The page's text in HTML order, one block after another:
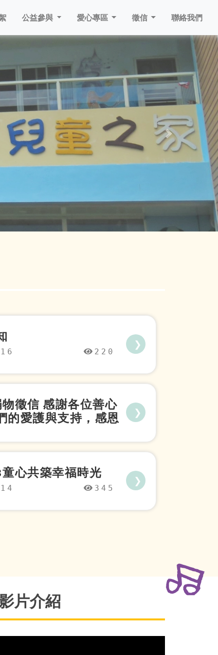
公益參與 愛心專區 徵信 聯絡我們
Next
220
❯
徵信 感謝各位善心
的愛護與支持，感恩
❯
心共築幸福時光
345
❯
片介紹